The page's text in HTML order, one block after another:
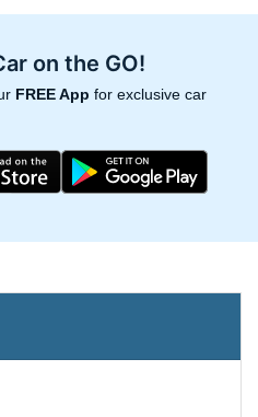
on the GO!
FREE App for exclusive car